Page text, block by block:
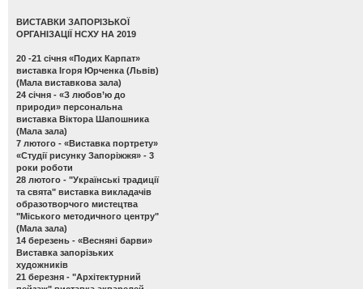
ВИСТАВКИ ЗАПОРІЗЬКОЇ
ОРГАНІЗАЦІЇ НСХУ НА 2019
20 -21 січня «Подих Карпат»
виставка Ігоря Юрченка (Львів)
(Мала виставкова зала)
24 січня - «З любов’ю до
природи» персональна
виставка Віктора Шапошника
(Мала зала)
7 лютого - «Виставка портрету»
«Студії рисунку Запоріжжя» - 3
роки роботи
28 лютого - "Українські традиції
та свята" виставка викладачів
образотворчого мистецтва
"Міського методичного центру"
(Мала зала)
14 березень - «Весняні барви»
Виставка запорізьких
художників
21 березня - "Архітектурний